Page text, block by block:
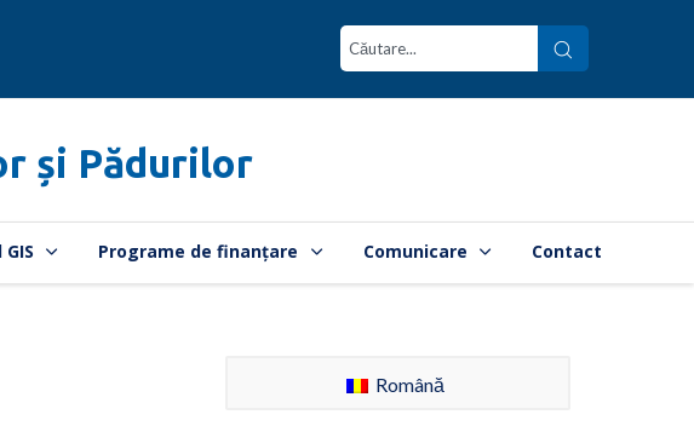
și Pădurilor
Programe de finanțare Comunicare Contact
Română